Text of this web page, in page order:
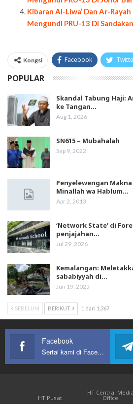
Kibaran Al-Liwa’ Dan Ar-
Mengundi PRU-13 Di Sandakan
Kongsi Facebook
POPULAR
Skandal Tabung Haji:
ke Tangan…
Aug 1, 2026
SN615 – Mubahalah
Sep 9, 2022
Penyelewengan
Minallah wa Hablum…
Apr 2, 2013
‘Network State’ di
penjajahan…
Jul 29, 2026
Kemalangan:
sababiyyah di…
Jun 19, 2025
SEBELUM BERIKUT 1 dari 1,367
Facebook
Sertai kami di Facebook
HT Pusat
HT Central Media
Office